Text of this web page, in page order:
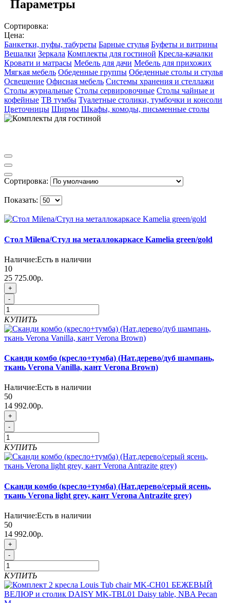
Параметры
Сортировка:
Цена:
Банкетки, пуфы, табуреты Барные стулья Буфеты и витрины
Вешалки Зеркала Комплекты для гостиной Кресла-качалки
Кровати и матрасы Мебель для дачи Мебель для прихожих
Мягкая мебель Обеденные группы Обеденные столы и стулья
Освещение Офисная мебель Системы хранения и стеллажи
Столы журнальные Столы сервировочные Столы чайные и
кофейные ТВ тумбы Туалетные столики, тумбочки и консоли
Цветочницы Ширмы Шкафы, комоды, письменные столы
Сортировка:
Показать:
Стол Milena/Стул на металлокаркасе Kamelia green/gold
Наличие:Есть в наличии
10
25 725.00р.
+
-
КУПИТЬ
Сканди комбо (кресло+тумба) (Нат.дерево/дуб шампань,
ткань Verona Vanilla, кант Verona Brown)
Наличие:Есть в наличии
50
14 992.00р.
+
-
КУПИТЬ
Сканди комбо (кресло+тумба) (Нат.дерево/серый ясень,
ткань Verona light grey, кант Verona Antrazite grey)
Наличие:Есть в наличии
50
14 992.00р.
+
-
КУПИТЬ